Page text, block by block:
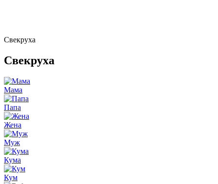
Свекруха
Свекруха
Мама
Папа
Жена
Муж
Кума
Кум